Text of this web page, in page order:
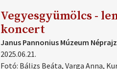
Vegyesgyümölcs -
koncert
Janus Pannonius Múzeum
2025.06.21.
Fotó: Bálizs Beáta, Varga Anna,